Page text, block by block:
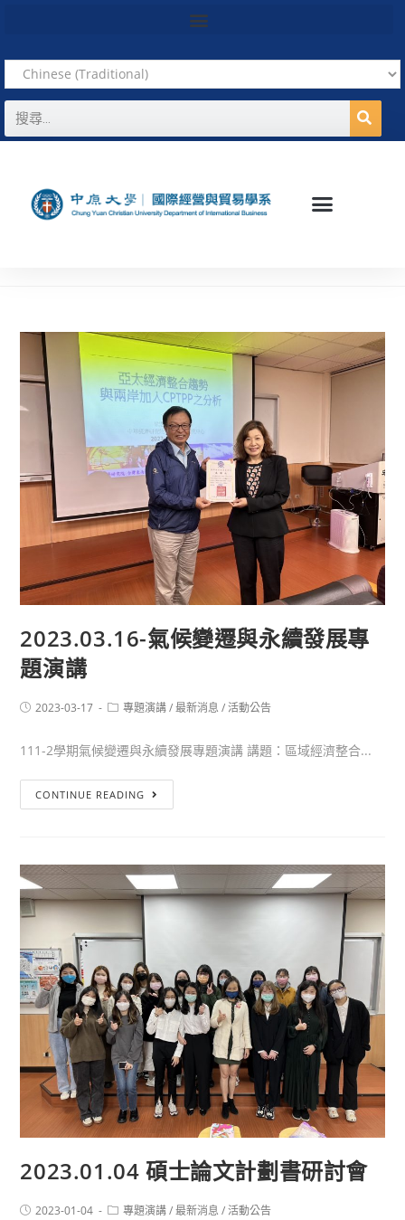
2023.03.16-氣候變遷與永續發展專
題演講
2023-03-17 專題演講 / 最新消息 / 活動公告
111-2學期氣候變遷與永續發展專題演講 講題：區域經濟整合...
CONTINUE READING
2023.01.04 碩士論文計劃書研討會
2023-01-04 專題演講 / 最新消息 / 活動公告